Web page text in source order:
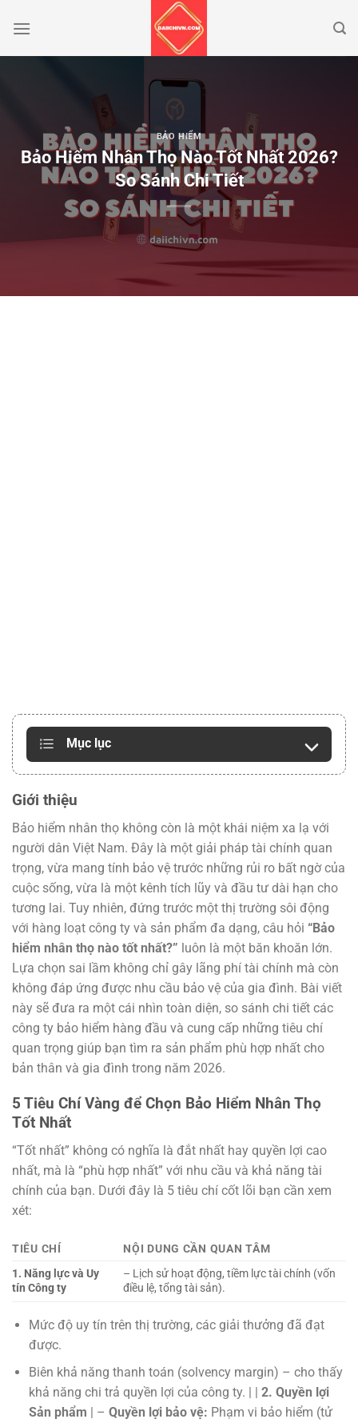
qua
BẢO HIỂM
Bảo Hiểm Nhân Thọ Nào Tốt Nhất 2026?
So Sánh Chi Tiết
Mục lục
Giới thiệu
Bảo hiểm nhân thọ không còn là một khái niệm xa lạ với
người dân Việt Nam. Đây là một giải pháp tài chính quan
trọng, vừa mang tính bảo vệ trước những rủi ro bất ngờ của
cuộc sống, vừa là một kênh tích lũy và đầu tư dài hạn cho
tương lai. Tuy nhiên, đứng trước một thị trường sôi động
với hàng loạt công ty và sản phẩm đa dạng, câu hỏi “Bảo
hiểm nhân thọ nào tốt nhất?” luôn là một băn khoăn lớn.
Lựa chọn sai lầm không chỉ gây lãng phí tài chính mà còn
không đáp ứng được nhu cầu bảo vệ của gia đình. Bài viết
này sẽ đưa ra một cái nhìn toàn diện, so sánh chi tiết các
công ty bảo hiểm hàng đầu và cung cấp những tiêu chí
quan trọng giúp bạn tìm ra sản phẩm phù hợp nhất cho
bản thân và gia đình trong năm 2026.
5 Tiêu Chí Vàng để Chọn Bảo Hiểm Nhân Thọ
Tốt Nhất
“Tốt nhất” không có nghĩa là đắt nhất hay quyền lợi cao
nhất, mà là “phù hợp nhất” với nhu cầu và khả năng tài
chính của bạn. Dưới đây là 5 tiêu chí cốt lõi bạn cần xem
xét:
TIÊU CHÍ
NỘI DUNG CẦN QUAN TÂM
1. Năng lực và Uy
tín Công ty
– Lịch sử hoạt động, tiềm lực tài chính (vốn
điều lệ, tổng tài sản).
Mức độ uy tín trên thị trường, các giải thưởng đã đạt
được.
Biên khả năng thanh toán (solvency margin) – cho thấy
khả năng chi trả quyền lợi của công ty. | | 2. Quyền lợi
Sản phẩm | – Quyền lợi bảo vệ: Phạm vi bảo hiểm (tử